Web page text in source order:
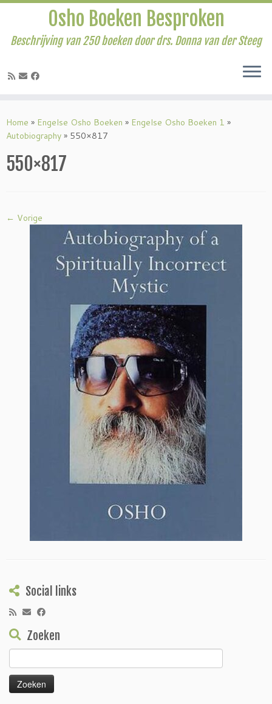
naar
inhoud
Osho Boeken Besproken
Beschrijving van 250 boeken door drs. Donna van der Steeg
Home » Engelse Osho Boeken » Engelse Osho Boeken 1 »
Autobiography » 550×817
550×817
← Vorige
Social links
Zoeken
naar: